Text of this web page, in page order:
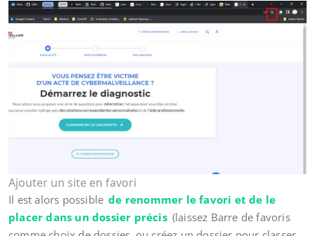
Ajouter un site en favori
Il est alors possible de renommer le favori et de le
placer dans un dossier précis (laissez Barre de favoris